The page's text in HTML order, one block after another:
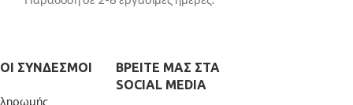
ΣΎΝΔΕΣΜΟΙ
ΒΡΕΊΤΕ ΜΑΣ ΣΤΑ
SOCIAL MEDIA